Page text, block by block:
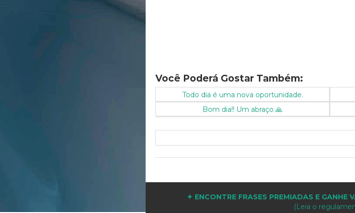
Você Poderá Gostar Também:
Todo dia é uma nova oportunidade.
Bom dia!! Um abraço 🙏
✦ ENCONTRE FRASES PREMIADAS E GANHE
(Leia o